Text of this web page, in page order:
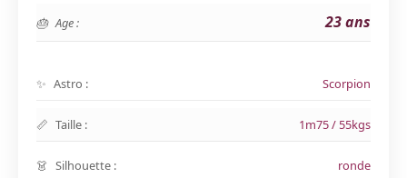
Age : 23 ans
Astro : Scorpion
Taille : 1m75 / 55kgs
Silhouette : ronde